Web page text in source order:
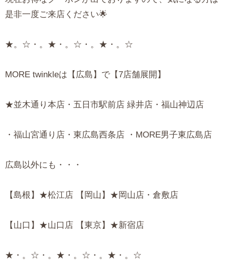
是非一度ご来店ください🌟
★。☆・。★・。☆・。★・。☆
MORE twinkleは【広島】で【7店舗展開】
★並木通り本店・五日市駅前店 緑井店・福山神辺店
・福山宮通り店・東広島西条店 ・MORE男子東広島店
広島以外にも・・・
【島根】★松江店 【岡山】★岡山店・倉敷店
【山口】★山口店 【東京】★新宿店
★・。☆・。★・。☆・。★・。☆